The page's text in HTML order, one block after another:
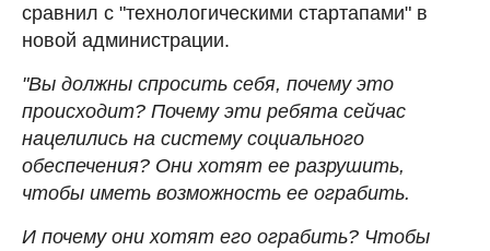
сравнил с "технологическими стартапами" в
новой администрации.
"Вы должны спросить себя, почему это
происходит? Почему эти ребята сейчас
нацелились на систему социального
обеспечения? Они хотят ее разрушить,
чтобы иметь возможность ее ограбить.
И почему они хотят его ограбить? Чтобы